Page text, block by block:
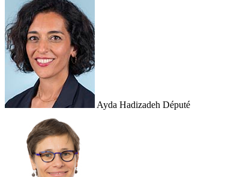
Ayda Hadizadeh Député